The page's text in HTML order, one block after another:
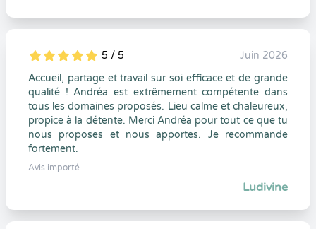
5
1
5
0 5 / 5
Juin 2026
Accueil, partage et travail sur soi efficace et de grande
qualité ! Andréa est extrêmement compétente dans
tous les domaines proposés. Lieu calme et chaleureux,
propice à la détente. Merci Andréa pour tout ce que tu
nous proposes et nous apportes. Je recommande
fortement.
Avis importé
Ludivine